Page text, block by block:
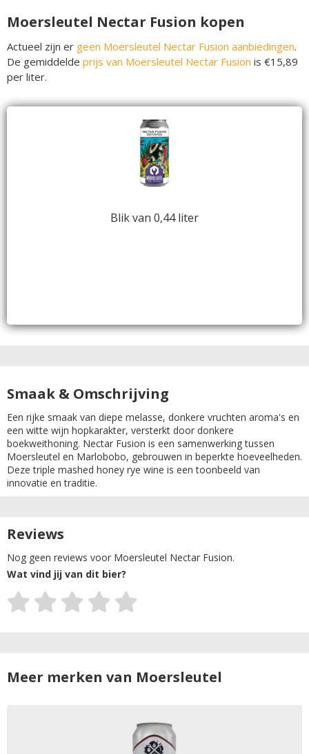
Moersleutel Nectar Fusion kopen
Actueel zijn er geen Moersleutel Nectar Fusion aanbiedingen.
De gemiddelde prijs van Moersleutel Nectar Fusion is €15,89
per liter.
Blik van 0,44 liter
Smaak & Omschrijving
Een rijke smaak van diepe melasse, donkere vruchten aroma's en
een witte wijn hopkarakter, versterkt door donkere
boekweithoning. Nectar Fusion is een samenwerking tussen
Moersleutel en Marlobobo, gebrouwen in beperkte hoeveelheden.
Deze triple mashed honey rye wine is een toonbeeld van
innovatie en traditie.
Reviews
Nog geen reviews voor Moersleutel Nectar Fusion.
Wat vind jij van dit bier?
Meer merken van Moersleutel